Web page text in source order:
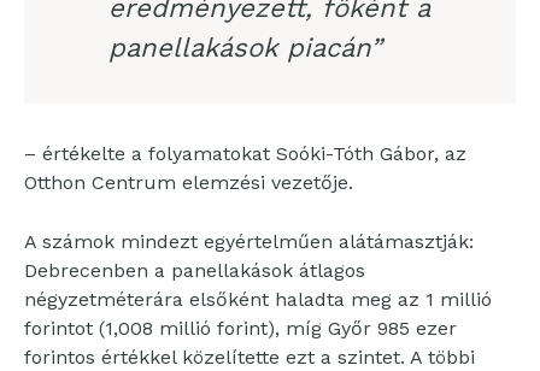
eredményezett, főként a
panellakások piacán”
– értékelte a folyamatokat Soóki-Tóth Gábor, az
Otthon Centrum elemzési vezetője.
A számok mindezt egyértelműen alátámasztják:
Debrecenben a panellakások átlagos
négyzetméterára elsőként haladta meg az 1 millió
forintot (1,008 millió forint), míg Győr 985 ezer
forintos értékkel közelítette ezt a szintet. A többi